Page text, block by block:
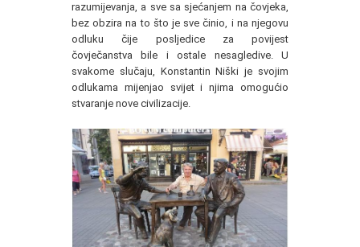
razumijevanja, a sve sa sjećanjem na čovjeka,
bez obzira na to što je sve činio, i na njegovu
odluku čije posljedice za povijest
čovječanstva bile i ostale nesagledive. U
svakome slučaju, Konstantin Niški je svojim
odlukama mijenjao svijet i njima omogućio
stvaranje nove civilizacije.